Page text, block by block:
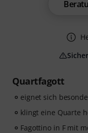
Quartfagott
eignet sich
klingt eine Quarte
Fagottino in F mit